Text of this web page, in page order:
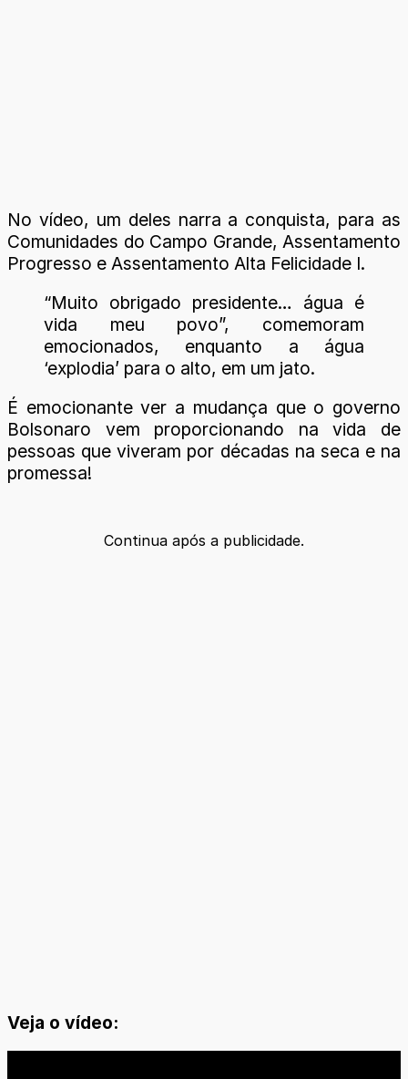
No vídeo, um deles narra a conquista, para as
Comunidades do Campo Grande, Assentamento
Progresso e Assentamento Alta Felicidade I.
“Muito obrigado presidente… água é
vida meu povo”, comemoram
emocionados, enquanto a água
‘explodia’ para o alto, em um jato.
É emocionante ver a mudança que o governo
Bolsonaro vem proporcionando na vida de
pessoas que viveram por décadas na seca e na
promessa!
Continua após a publicidade.
Veja o vídeo: